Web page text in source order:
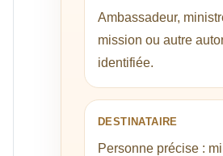
Ambassadeur,
mission ou autre
identifiée.
DESTINATAIRE
Personne précise :